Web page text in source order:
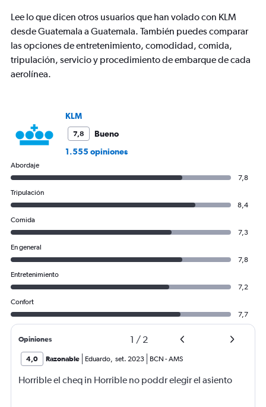
Lee lo que dicen otros usuarios que han volado con KLM
desde Guatemala a Guatemala. También puedes comparar
las opciones de entretenimiento, comodidad, comida,
tripulación, servicio y procedimiento de embarque de cada
aerolínea.
KLM
7,8
Bueno
1.555 opiniones
Abordaje
7,8
Tripulación
8,4
Comida
7,3
En general
7,8
Entretenimiento
7,2
Confort
7,7
Opiniones 1 / 2
4,0 Razonable Eduardo, set. 2023 BCN -AMS
Horrible el cheq in Horrible no poddr elegir el asiento